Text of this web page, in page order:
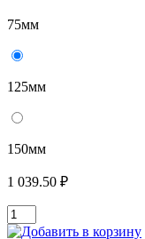
75мм
125мм
150мм
1 039.50 ₽